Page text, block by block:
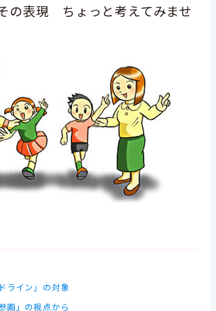
の表現 ちょっと考えてみませ
ライン」の対象
画」の視点から